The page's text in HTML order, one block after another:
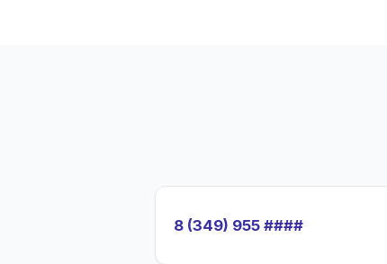
8 (349) 955 ####